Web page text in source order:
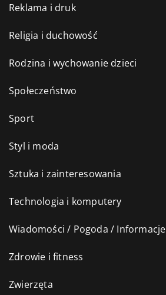
Reklama i druk
Religia i duchowość
Rodzina i wychowanie dzieci
Społeczeństwo
Sport
Styl i moda
Sztuka i zainteresowania
Technologia i komputery
Wiadomości / Pogoda / Informacje
Zdrowie i fitness
Zwierzęta